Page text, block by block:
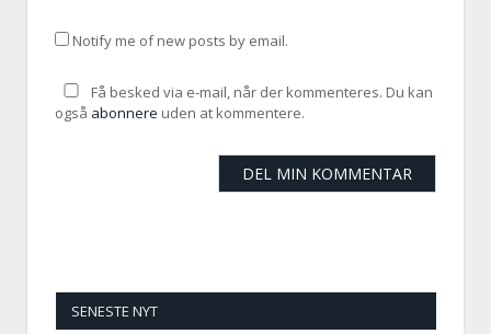
Notify me of new posts by email.
Få besked via e-mail, når der kommenteres. Du kan
også abonnere uden at kommentere.
SENESTE NYT